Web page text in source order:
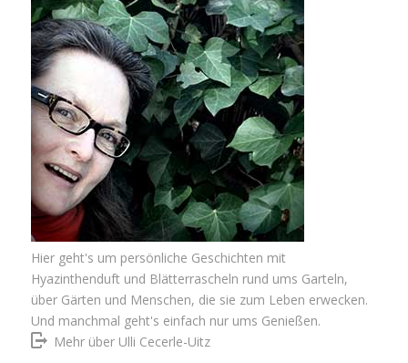
Hier geht's um persönliche Geschichten mit
Hyazinthenduft und Blätterrascheln rund ums Garteln,
über Gärten und Menschen, die sie zum Leben erwecken.
Und manchmal geht's einfach nur ums Genießen.
Mehr über Ulli Cecerle-Uitz